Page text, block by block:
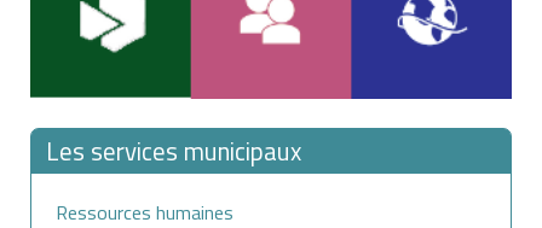
Les services municipaux
Ressources humaines